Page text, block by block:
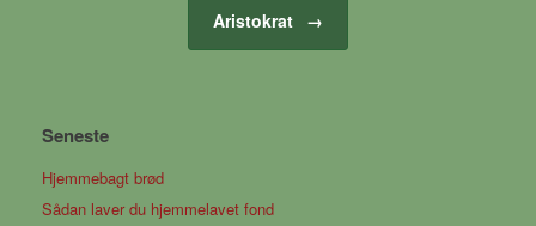
Aristokrat →
Seneste
Hjemmebagt brød
Sådan laver du hjemmelavet fond